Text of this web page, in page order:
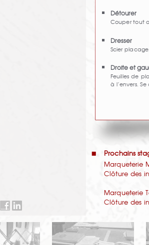
Détourer
Couper tout
Dresser
Scier placage.
Droite et
Feuilles de
à l’envers.
Prochains
Marqueterie
Clôture des
Marqueterie
Clôture des